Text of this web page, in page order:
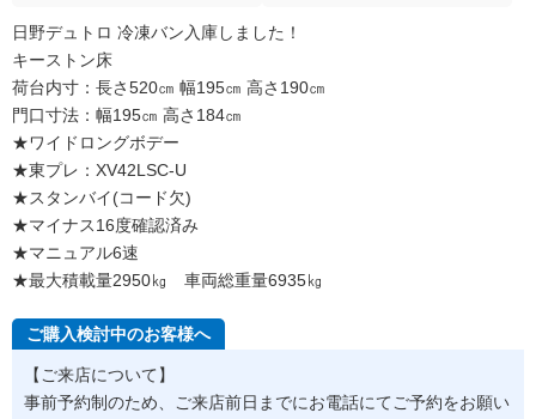
日野デュトロ 冷凍バン入庫しました！
キーストン床
荷台内寸：長さ520㎝ 幅195㎝ 高さ190㎝
門口寸法：幅195㎝ 高さ184㎝
★ワイドロングボデー
★東プレ：XV42LSC-U
★スタンバイ(コード欠)
★マイナス16度確認済み
★マニュアル6速
★最大積載量2950㎏ 車両総重量6935㎏
ご購入検討中のお客様へ
【ご来店について】
事前予約制のため、ご来店前日までにお電話にてご予約をお願い